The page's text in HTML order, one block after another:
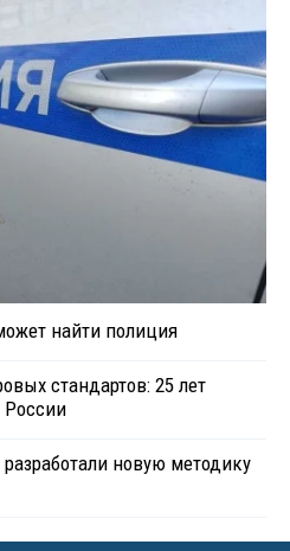
найти полиция
стандартов: 25 лет
России
новую методику